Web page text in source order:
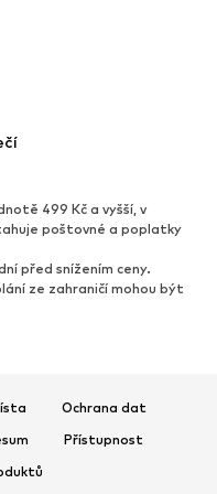
499 Kč a vyšší, v
poštovné a poplatky
před snížením ceny.
ze zahraničí mohou být
Ochrana dat
Přístupnost